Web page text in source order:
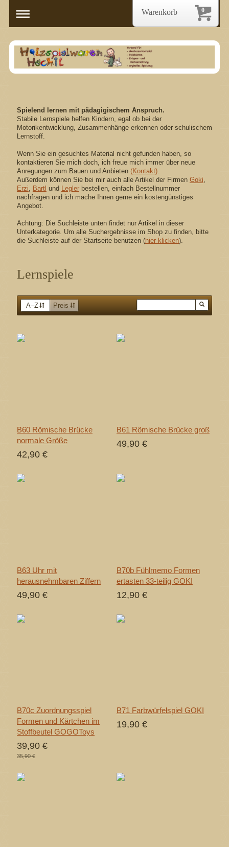
Spielend lernen mit pädagigischem Anspruch.
Stabile Lernspiele helfen Kindern, egal ob bei der
Motorikentwicklung, Zusammenhänge erkennen oder schulischem
Lernstoff.
Wenn Sie ein gesuchtes Material nicht gefunden haben, so
kontaktieren Sie mich doch, ich freue mich immer über neue
Anregungen zum Bauen und Anbieten (Kontakt).
Außerdem können Sie bei mir auch alle Artikel der Firmen Goki,
Erzi, Bartl und Leglerbestellen, einfach Bestellnummer
nachfragen und ich mache Ihnen gerne ein kostengünstiges
Angebot.
Achtung: Die Suchleiste unten findet nur Artikel in dieser
Unterkategorie. Um alle Suchergebnisse im Shop zu finden, bitte
die Suchleiste auf der Startseite benutzen (hier klicken).
Lernspiele
A–Z Preis
B60 Römische Brücke
normale Größe
42,90 €
B61 Römische Brücke groß
49,90 €
B63 Uhr mit
herausnehmbaren Ziffern
49,90 €
B70b Fühlmemo Formen
ertasten 33-teilig GOKI
12,90 €
B70c Zuordnungsspiel
Formen und Kärtchen im
Stoffbeutel GOGOToys
39,90 €
35,90 €
B71 Farbwürfelspiel GOKI
19,90 €
0
Warenkorb